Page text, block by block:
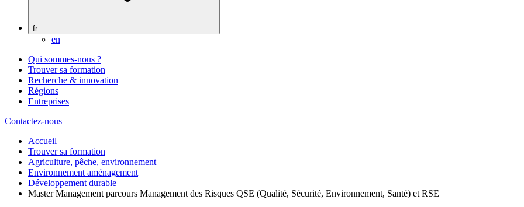
fr
en
Qui sommes-nous ?
Trouver sa formation
Recherche & innovation
Régions
Entreprises
Contactez-nous
Accueil
Trouver sa formation
Agriculture, pêche, environnement
Environnement aménagement
Développement durable
Master Management parcours Management des Risques QSE (Qualité, Sécurité, Environnement, Santé) et RSE